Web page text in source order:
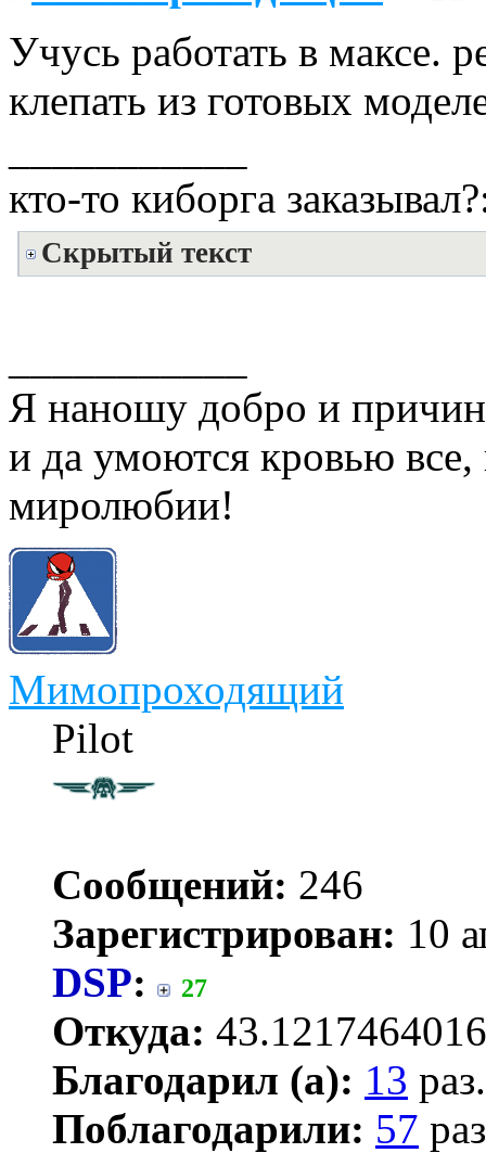
Учусь работать в максе.
клепать из готовых
кто-то киборга
Скрытый текст
Я наношу добро и
и да умоются кровью
миролюбии!
Мимопроходящий
Pilot
Сообщений: 246
Зарегистрирован: 10
DSP: 27
Откуда:
Благодарил (а): 13 раз.
Поблагодарили: 57